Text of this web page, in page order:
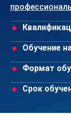
Обучение
Формат
Срок